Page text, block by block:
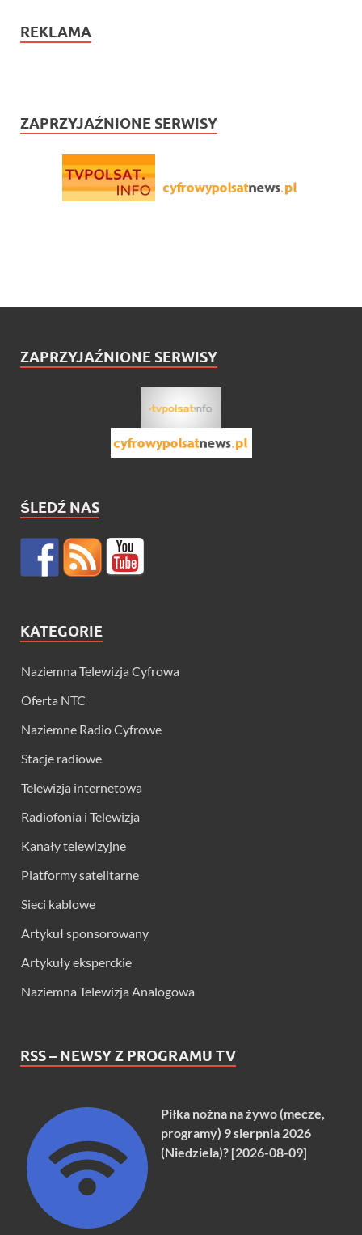
REKLAMA
ZAPRZYJAŹNIONE SERWISY
ZAPRZYJAŹNIONE SERWISY
ŚLEDŹ NAS
KATEGORIE
Naziemna Telewizja Cyfrowa
Oferta NTC
Naziemne Radio Cyfrowe
Stacje radiowe
Telewizja internetowa
Radiofonia i Telewizja
Kanały telewizyjne
Platformy satelitarne
Sieci kablowe
Artykuł sponsorowany
Artykuły eksperckie
Naziemna Telewizja Analogowa
RSS – NEWSY Z PROGRAMU TV
Piłka nożna na żywo (mecze,
programy) 9 sierpnia 2026
(Niedziela)? [2026-08-09]